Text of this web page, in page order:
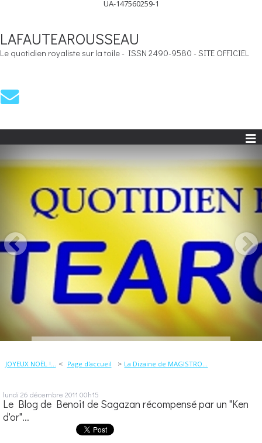
UA-147560259-1
LAFAUTEAROUSSEAU
Le quotidien royaliste sur la toile - ISSN 2490-9580 - SITE OFFICIEL
JOYEUX NOËL !... Page d'accueil La Dizaine de MAGISTRO...
lundi 26 décembre 2011 00h15
Le Blog de Benoit de Sagazan récompensé par un "Ken
d'or"...